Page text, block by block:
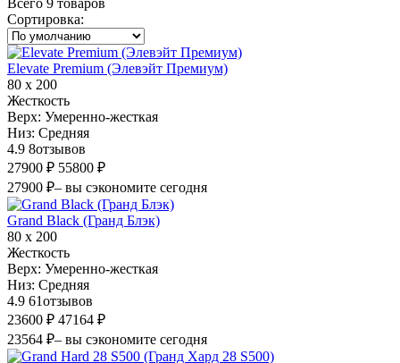
Сортировка:
Elevate Premium (Элевэйт Премиум)
80 х 200
Жесткость
Верх: Умеренно-жесткая
Низ: Средняя
4.9 8отзывов
27900 ₽ 55800 ₽
27900 ₽– вы сэкономите сегодня
Grand Black (Гранд Блэк)
80 х 200
Жесткость
Верх: Умеренно-жесткая
Низ: Средняя
4.9 61отзывов
23600 ₽ 47164 ₽
23564 ₽– вы сэкономите сегодня